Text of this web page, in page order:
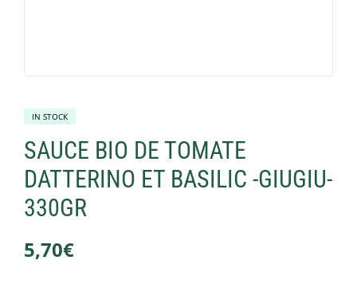
IN STOCK
SAUCE BIO DE TOMATE
DATTERINO ET BASILIC -GIUGIU-
330GR
5,70€